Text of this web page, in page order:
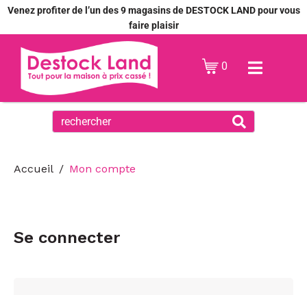
Venez profiter de l’un des 9 magasins de DESTOCK LAND pour vous
faire plaisir
0
Accueil Mon compte
Se connecter